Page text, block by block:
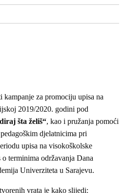
za promociju upisa na
2019/2020. godini pod
šta želiš“, kao i pružanja pomoći
djelatnicima pri
upisa na visokoškolske
o terminima održavanja Dana
Univerziteta u Sarajevu.
vrata je kako slijedi: